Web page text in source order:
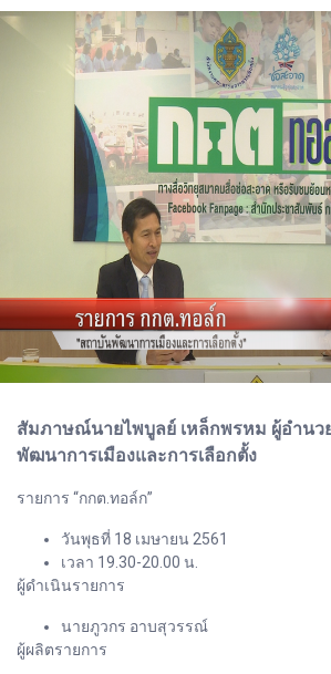
สัมภาษณ์นายไพบูลย์ เหล็กพรหม ผู้อำนว
พัฒนาการเมืองและการเลือกตั้ง
รายการ “กกต.ทอล์ก”
วันพุธที่ 18 เมษายน 2561
เวลา 19.30-20.00 น.
ผู้ดำเนินรายการ
นายภูวกร อาบสุวรรณ์
ผู้ผลิตรายการ